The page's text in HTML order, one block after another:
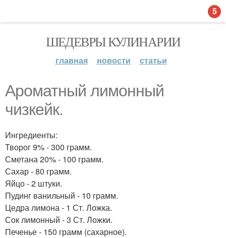
ШЕДЕВРЫ КУЛИНАРИИ
главная новости статьи
Ароматный лимонный
чизкейк.
Ингредиенты:
Творог 9% - 300 грамм.
Сметана 20% - 100 грамм.
Сахар - 80 грамм.
Яйцо - 2 штуки.
Пудинг ванильный - 10 грамм.
Цедра лимона - 1 Ст. Ложка.
Сок лимонный - 3 Ст. Ложки.
Печенье - 150 грамм (сахарное).
5